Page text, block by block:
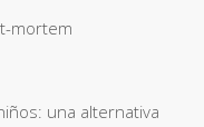
mortem
una alternativa